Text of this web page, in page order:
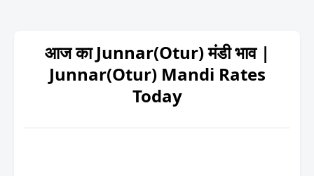
आज का Junnar(Otur) मंडी भाव |
Junnar(Otur) Mandi Rates
Today